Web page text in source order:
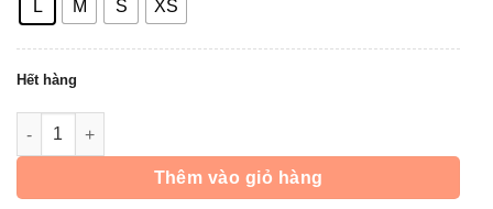
230.000 ₫.
L M S XS
Hết hàng
Quần Tập Gym After All Short Zip - Xanh Rêu số lượng
Thêm vào giỏ hàng